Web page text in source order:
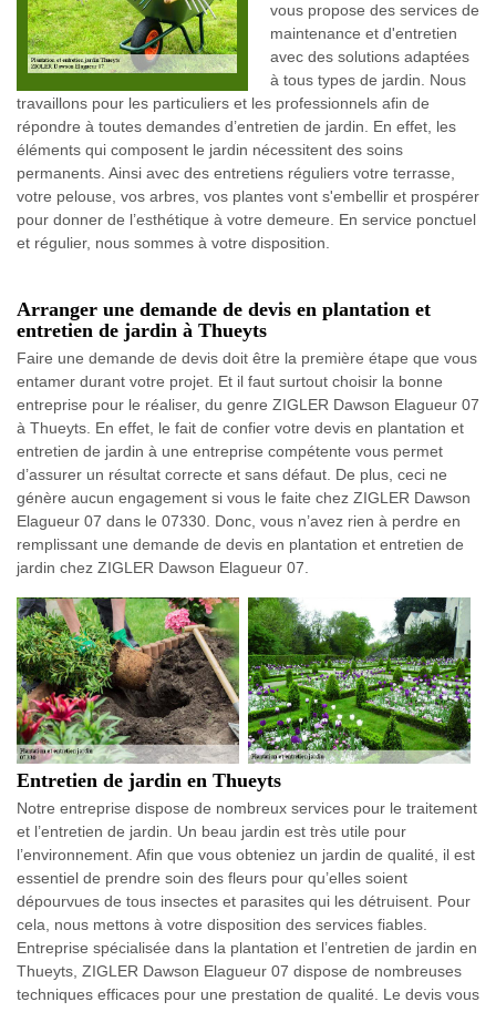
vous propose des services de
maintenance et d'entretien
avec des solutions adaptées
à tous types de jardin. Nous
travaillons pour les particuliers et les professionnels afin de
répondre à toutes demandes d’entretien de jardin. En effet, les
éléments qui composent le jardin nécessitent des soins
permanents. Ainsi avec des entretiens réguliers votre terrasse,
votre pelouse, vos arbres, vos plantes vont s'embellir et prospérer
pour donner de l’esthétique à votre demeure. En service ponctuel
et régulier, nous sommes à votre disposition.
Arranger une demande de devis en plantation et
entretien de jardin à Thueyts
Faire une demande de devis doit être la première étape que vous
entamer durant votre projet. Et il faut surtout choisir la bonne
entreprise pour le réaliser, du genre ZIGLER Dawson Elagueur 07
à Thueyts. En effet, le fait de confier votre devis en plantation et
entretien de jardin à une entreprise compétente vous permet
d’assurer un résultat correcte et sans défaut. De plus, ceci ne
génère aucun engagement si vous le faite chez ZIGLER Dawson
Elagueur 07 dans le 07330. Donc, vous n’avez rien à perdre en
remplissant une demande de devis en plantation et entretien de
jardin chez ZIGLER Dawson Elagueur 07.
Entretien de jardin en Thueyts
Notre entreprise dispose de nombreux services pour le traitement
et l’entretien de jardin. Un beau jardin est très utile pour
l’environnement. Afin que vous obteniez un jardin de qualité, il est
essentiel de prendre soin des fleurs pour qu’elles soient
dépourvues de tous insectes et parasites qui les détruisent. Pour
cela, nous mettons à votre disposition des services fiables.
Entreprise spécialisée dans la plantation et l’entretien de jardin en
Thueyts, ZIGLER Dawson Elagueur 07 dispose de nombreuses
techniques efficaces pour une prestation de qualité. Le devis vous